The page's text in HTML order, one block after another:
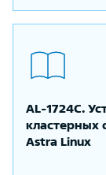
AL-1724C.
кластерных
Astra Linux